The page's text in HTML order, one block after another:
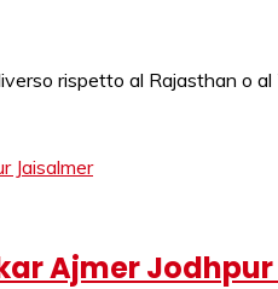
rispetto al Rajasthan o
Ajmer